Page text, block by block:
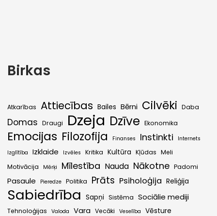
Birkas
Atkarības Attiecības Bailes Bērni Cilvēki Daba
Domas Draugi Dzeja Dzīve Ekonomika
Emocijas Filozofija Finanses Instinkti
Internets
Izglītība
Izklaide Izvēles Kritika Kultūra Kļūdas Meli
Motivācija
Mērķi Mīlestība Nauda Nākotne Padomi
Pasaule Pieredze Politika Prāts Psiholoģija Reliģija
Sabiedrība Sapņi Sistēma Sociālie mediji
Tehnoloģijas Valoda Vara Vecāki Veselība Vēsture